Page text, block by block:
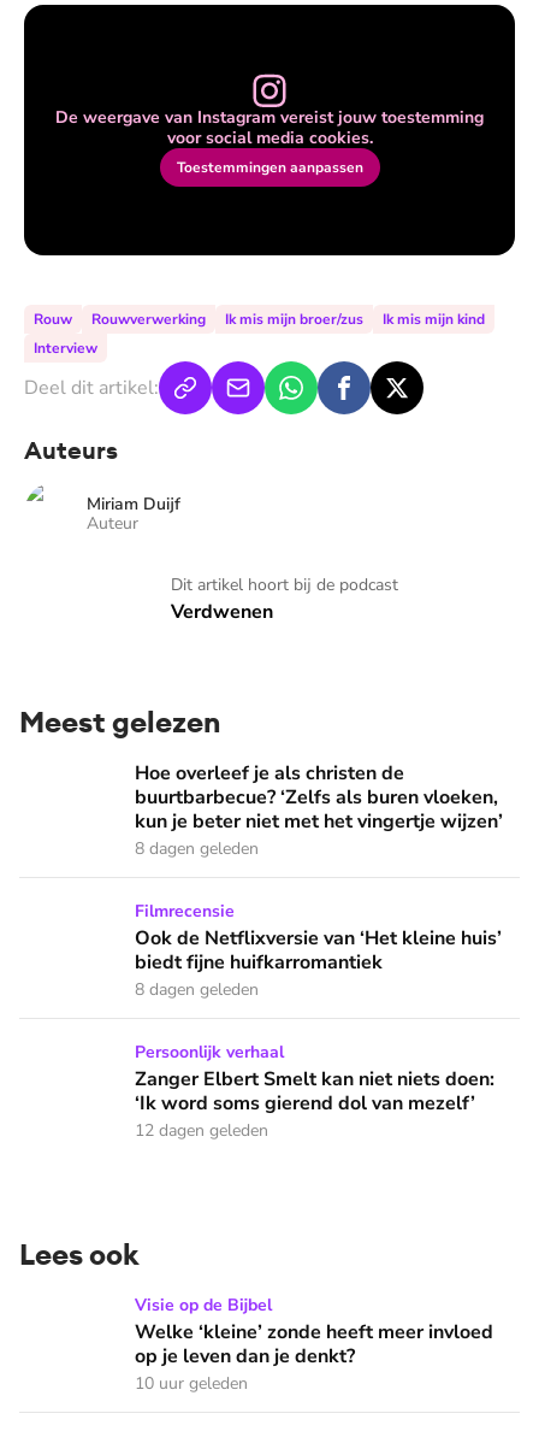
De weergave van Instagram vereist jouw toestemming
voor social media cookies.
Toestemmingen aanpassen
Rouw Rouwverwerking Ik mis mijn broer/zus
Ik mis mijn kind
Interview
Deel dit artikel:
Auteurs
Miriam Duijf
Auteur
Dit artikel hoort bij de podcast
Verdwenen
Meest gelezen
Hoe overleef je als christen de buurtbarbecue? ‘Zelfs als
Hoe overleef je als christen de
buurtbarbecue? ‘Zelfs als buren vloeken,
kun je beter niet met het vingertje wijzen’
8 dagen geleden
Ook de Netflixversie van ‘Het kleine huis’ biedt fijne
Filmrecensie
Ook de Netflixversie van ‘Het kleine huis’
biedt fijne huifkarromantiek
8 dagen geleden
Zanger Elbert Smelt kan niet niets doen: ‘Ik word soms
Persoonlijk verhaal
Zanger Elbert Smelt kan niet niets doen:
‘Ik word soms gierend dol van mezelf’
12 dagen geleden
Lees ook
Welke ‘kleine’ zonde heeft meer invloed op je leven dan je
Visie op de Bijbel
Welke ‘kleine’ zonde heeft meer invloed
op je leven dan je denkt?
10 uur geleden